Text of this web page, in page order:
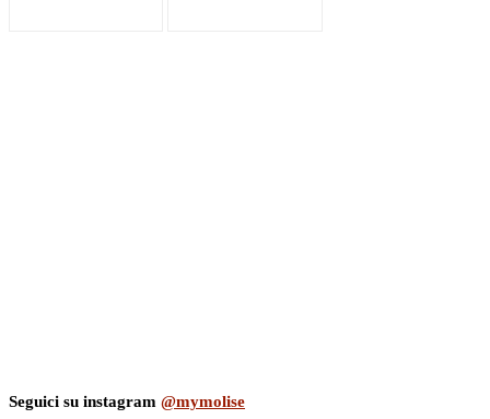
Seguici su instagram @mymolise